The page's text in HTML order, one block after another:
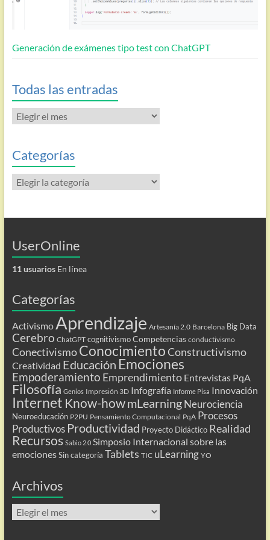
Generación de exámenes tipo test con ChatGPT
Todas las entradas
Todas
las
Categorías
Categorías
UserOnline
11 usuariosEn línea
Categorías
Activismo Aprendizaje Artesanía 2.0 Barcelona Big Data
Cerebro ChatGPT cognitivismo Competencias conductivismo
ConectivismoConocimientoConstructivismo
Creatividad Educación Emociones
Empoderamiento Emprendimiento Entrevistas PqA
Filosofía Genios Impresión 3D Infografía Informe Pisa Innovación
Internet Know-howmLearning Neurociencia
Neuroeducación P2PU Pensamiento Computacional PqA Procesos
Productivos Productividad Proyecto Didáctico Realidad
Recursos Sabio 2.0 Simposio Internacional sobre las
emociones Sin categoría Tablets TIC uLearning YO
Archivos
Archivos